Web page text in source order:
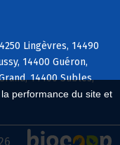
performance du site et
Lingèvres, 14490
14400 Guéron,
14400 Subles,